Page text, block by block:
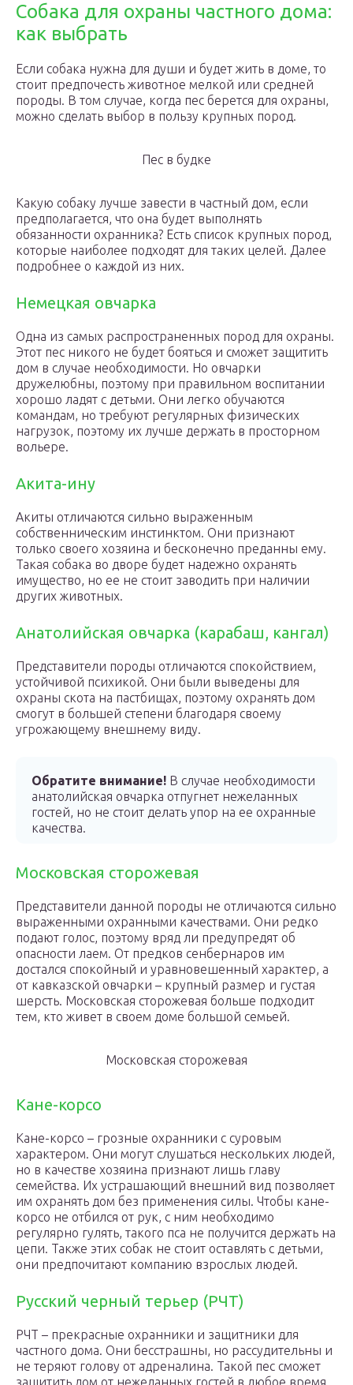
Собака для охраны частного дома:
как выбрать
Если собака нужна для души и будет жить в доме, то
стоит предпочесть животное мелкой или средней
породы. В том случае, когда пес берется для охраны,
можно сделать выбор в пользу крупных пород.
Пес в будке
Какую собаку лучше завести в частный дом, если
предполагается, что она будет выполнять
обязанности охранника? Есть список крупных пород,
которые наиболее подходят для таких целей. Далее
подробнее о каждой из них.
Немецкая овчарка
Одна из самых распространенных пород для охраны.
Этот пес никого не будет бояться и сможет защитить
дом в случае необходимости. Но овчарки
дружелюбны, поэтому при правильном воспитании
хорошо ладят с детьми. Они легко обучаются
командам, но требуют регулярных физических
нагрузок, поэтому их лучше держать в просторном
вольере.
Акита-ину
Акиты отличаются сильно выраженным
собственническим инстинктом. Они признают
только своего хозяина и бесконечно преданны ему.
Такая собака во дворе будет надежно охранять
имущество, но ее не стоит заводить при наличии
других животных.
Анатолийская овчарка (карабаш, кангал)
Представители породы отличаются спокойствием,
устойчивой психикой. Они были выведены для
охраны скота на пастбищах, поэтому охранять дом
смогут в большей степени благодаря своему
угрожающему внешнему виду.
Обратите внимание! В случае необходимости
анатолийская овчарка отпугнет нежеланных
гостей, но не стоит делать упор на ее охранные
качества.
Московская сторожевая
Представители данной породы не отличаются сильно
выраженными охранными качествами. Они редко
подают голос, поэтому вряд ли предупредят об
опасности лаем. От предков сенбернаров им
достался спокойный и уравновешенный характер, а
от кавказской овчарки – крупный размер и густая
шерсть. Московская сторожевая больше подходит
тем, кто живет в своем доме большой семьей.
Московская сторожевая
Кане-корсо
Кане-корсо – грозные охранники с суровым
характером. Они могут слушаться нескольких людей,
но в качестве хозяина признают лишь главу
семейства. Их устрашающий внешний вид позволяет
им охранять дом без применения силы. Чтобы кане-
корсо не отбился от рук, с ним необходимо
регулярно гулять, такого пса не получится держать на
цепи. Также этих собак не стоит оставлять с детьми,
они предпочитают компанию взрослых людей.
Русский черный терьер (РЧТ)
РЧТ – прекрасные охранники и защитники для
частного дома. Они бесстрашны, но рассудительны и
не теряют голову от адреналина. Такой пес сможет
защитить дом от нежеланных гостей в любое время